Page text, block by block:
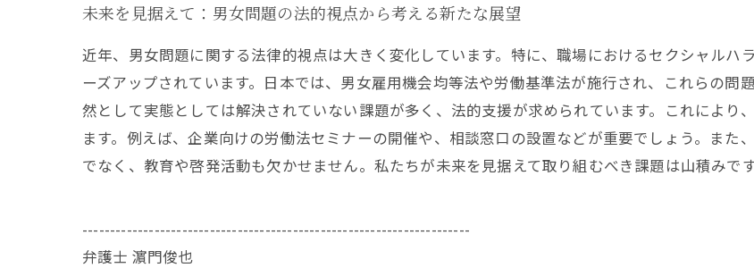
未来を見据えて：男女問題の法的視点から考える新たな展望
近年、男女問題に関する法律的視点は大きく変化しています。特に、職場におけるセクシャルハ
ーズアップされています。日本では、男女雇用機会均等法や労働基準法が施行され、これらの問
然として実態としては解決されていない課題が多く、法的支援が求められています。これにより
ます。例えば、企業向けの労働法セミナーの開催や、相談窓口の設置などが重要でしょう。また
でなく、教育や啓発活動も欠かせません。私たちが未来を見据えて取り組むべき課題は山積みで
----------------------------------------------------------------------
弁護士 濵門俊也